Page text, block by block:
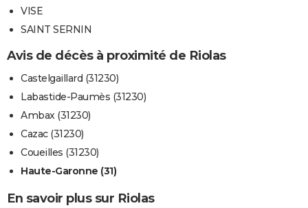
VISE
SAINT SERNIN
Avis de décès à proximité de Riolas
Castelgaillard (31230)
Labastide-Paumès (31230)
Ambax (31230)
Cazac (31230)
Coueilles (31230)
Haute-Garonne (31)
En savoir plus sur Riolas